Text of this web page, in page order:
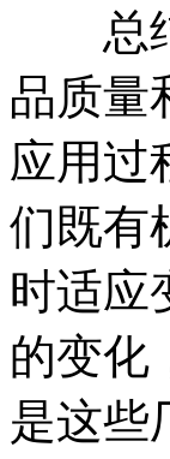
总结
品质量
应用过
们既有
时适应
的变化
是这些